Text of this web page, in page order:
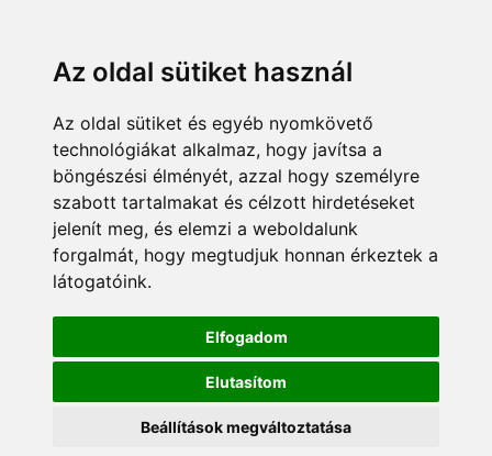
Az oldal sütiket használ
Az oldal sütiket és egyéb nyomkövető
technológiákat alkalmaz, hogy javítsa a
böngészési élményét, azzal hogy személyre
szabott tartalmakat és célzott hirdetéseket
jelenít meg, és elemzi a weboldalunk
forgalmát, hogy megtudjuk honnan érkeztek a
látogatóink.
Elfogadom
Elutasítom
Beállítások megváltoztatása